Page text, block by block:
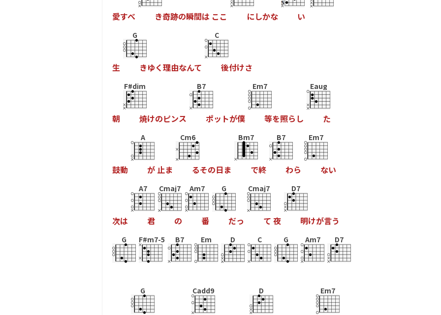
愛すべ き奇跡の瞬間は こ こ にしかな い
生
G
きゆく理由なんて
C
後付けさ
朝
F#dim
焼けのピンス
B7
ポッ トが僕
Em7
等を照ら し
Eaug
た
鼓動
A
が 止ま
Cm6
るその日 ま
Bm7
で終
B7
わら
Em7
ない
次は
A7
君
Cmaj7
の
Am7
番
G
だっ
Cmaj7
て 夜
D7
明けが言う
G F#m7-5 B7 Em D C G Am7 D7
G Cadd9 D Em7